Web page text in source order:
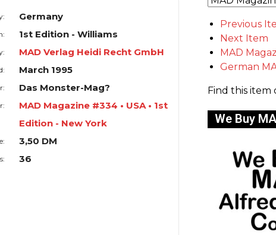
Germany
1st Edition - Williams
MAD Verlag Heidi Recht GmbH
March 1995
Das Monster-Mag?
MAD Magazine #334 • USA • 1st
Edition - New York
3,50 DM
36
Previous
Next Item
MAD
German
Find this item
We Buy